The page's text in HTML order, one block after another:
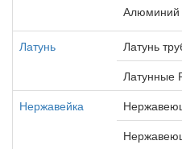
Алюминий
Латунь
Латунь
Латунные
Нержавейка